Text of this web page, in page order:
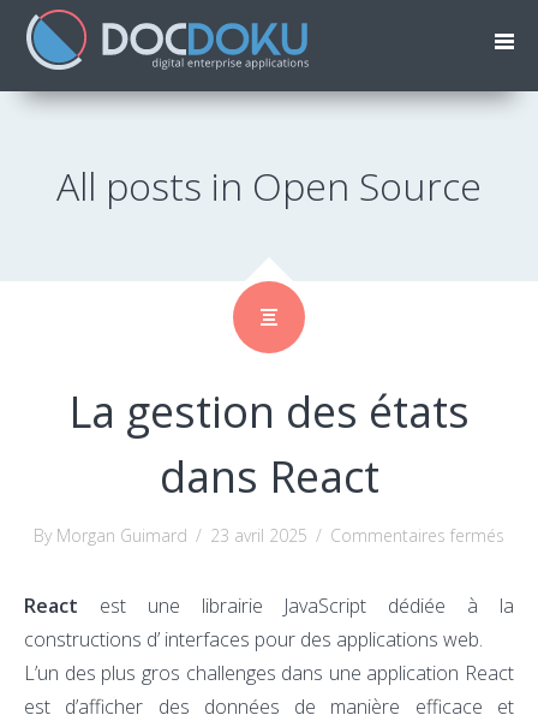
All posts in Open Source
La gestion des états
dans React
By Morgan Guimard / 23 avril 2025 / Commentaires fermés
React est une librairie JavaScript dédiée à la
constructions d’ interfaces pour des applications web.
L’un des plus gros challenges dans une application React
est d’afficher des données de manière efficace et